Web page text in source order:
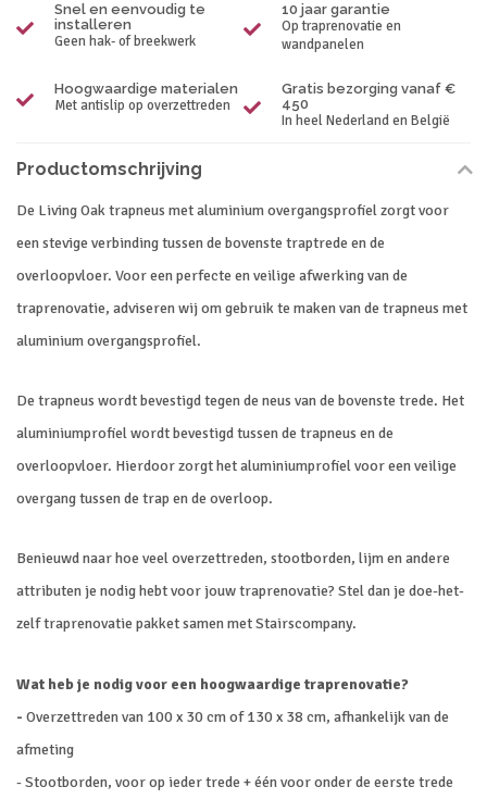
Snel en eenvoudig te
installeren
Geen hak- of breekwerk
10 jaar garantie
Op traprenovatie en
wandpanelen
Hoogwaardige materialen
Met antislip op overzettreden
Gratis bezorging vanaf €
450
In heel Nederland en België
Productomschrijving
De Living Oak trapneus met aluminium overgangsprofiel zorgt voor
een stevige verbinding tussen de bovenste traptrede en de
overloopvloer. Voor een perfecte en veilige afwerking van de
traprenovatie, adviseren wij om gebruik te maken van de trapneus met
aluminium overgangsprofiel.
De trapneus wordt bevestigd tegen de neus van de bovenste trede. Het
aluminiumprofiel wordt bevestigd tussen de trapneus en de
overloopvloer. Hierdoor zorgt het aluminiumprofiel voor een veilige
overgang tussen de trap en de overloop.
Benieuwd naar hoe veel overzettreden, stootborden, lijm en andere
attributen je nodig hebt voor jouw traprenovatie? Stel dan je doe-het-
zelf traprenovatie pakket samen met Stairscompany.
Wat heb je nodig voor een hoogwaardige traprenovatie?
- Overzettreden van 100 x 30 cm of 130 x 38 cm, afhankelijk van de
afmeting
- Stootborden, voor op ieder trede + één voor onder de eerste trede